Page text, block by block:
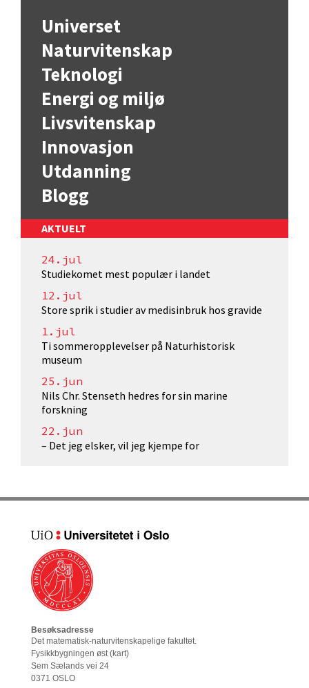
Universet
Naturvitenskap
Teknologi
Energi og miljø
Livsvitenskap
Innovasjon
Utdanning
Blogg
AKTUELT
24.jul
Studiekomet mest populær i landet
12.jul
Store sprik i studier av medisinbruk hos gravide
1.jul
Ti sommeropplevelser på Naturhistorisk
museum
25.jun
Nils Chr. Stenseth hedres for sin marine
forskning
22.jun
– Det jeg elsker, vil jeg kjempe for
Besøksadresse
Det matematisk-naturvitenskapelige fakultet.
Fysikkbygningen øst (kart)
Sem Sælands vei 24
0371 OSLO